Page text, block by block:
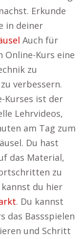
Erkunde
in deiner
Auch für
Kurs eine
zu
verbessern.
Kurses ist der
Lehrvideos,
am Tag zum
Du hast
das Material,
zu
du hier
. Du kannst
das Bassspielen
und Schritt